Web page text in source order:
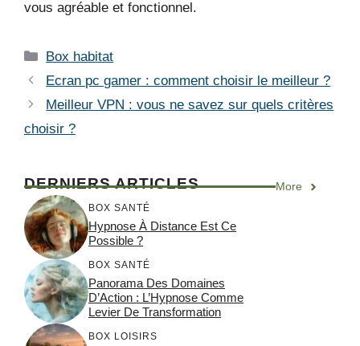
vous agréable et fonctionnel.
Catégories
Box habitat
Ecran pc gamer : comment choisir le meilleur ?
Meilleur VPN : vous ne savez sur quels critères
choisir ?
DERNIERS ARTICLES More
BOX SANTÉ
Hypnose À Distance Est Ce
Possible ?
BOX SANTÉ
Panorama Des Domaines
D’Action : L’Hypnose Comme
Levier De Transformation
BOX LOISIRS